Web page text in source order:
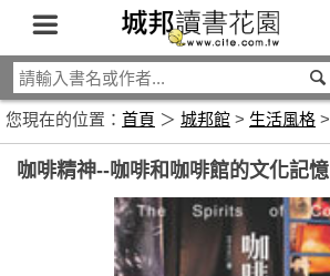
您現在的位置： 首頁 ＞ 城邦館 > 生活風格 >
咖啡精神--咖啡和咖啡館的文化記憶